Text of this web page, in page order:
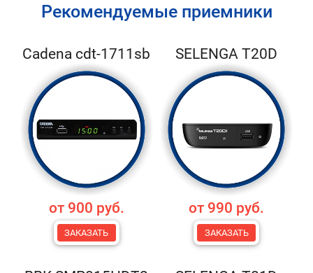
Рекомендуемые приемники
Cadena cdt-1711sb
от 900 руб.
ЗАКАЗАТЬ
SELENGA T20D
от 990 руб.
ЗАКАЗАТЬ